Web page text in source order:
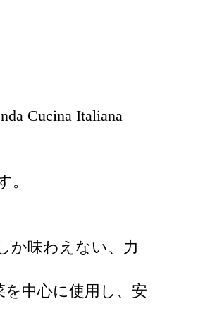
Cucina Italiana
。
か味わえない、力
中心に使用し、安